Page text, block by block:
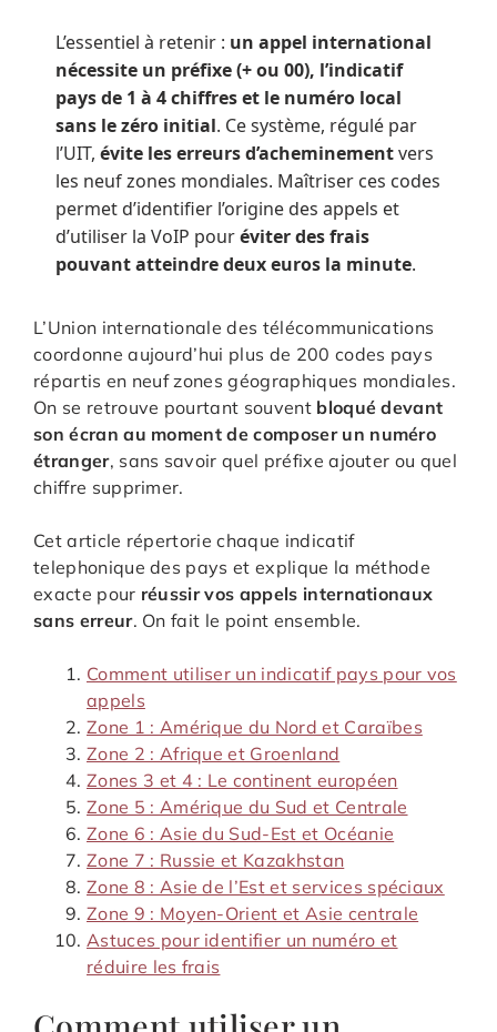
L’essentiel à retenir : un appel international
nécessite un préfixe (+ ou 00), l’indicatif
pays de 1 à 4 chiffres et le numéro local
sans le zéro initial. Ce système, régulé par
l’UIT, évite les erreurs d’acheminementvers
les neuf zones mondiales. Maîtriser ces codes
permet d’identifier l’origine des appels et
d’utiliser la VoIP pouréviter des frais
pouvant atteindre deux euros la minute.
L’Union internationale des télécommunications
coordonne aujourd’hui plus de 200 codes pays
répartis en neuf zones géographiques mondiales.
On se retrouve pourtant souvent bloqué devant
son écran au moment de composer un numéro
étranger, sans savoir quel préfixe ajouter ou quel
chiffre supprimer.
Cet article répertorie chaque indicatif
telephonique des pays et explique la méthode
exacte pour réussir vos appels internationaux
sans erreur. On fait le point ensemble.
Comment utiliser un indicatif pays pour vos
appels
Zone 1 : Amérique du Nord et Caraïbes
Zone 2 : Afrique et Groenland
Zones 3 et 4 : Le continent européen
Zone 5 : Amérique du Sud et Centrale
Zone 6 : Asie du Sud-Est et Océanie
Zone 7 : Russie et Kazakhstan
Zone 8 : Asie de l’Est et services spéciaux
Zone 9 : Moyen-Orient et Asie centrale
Astuces pour identifier un numéro et
réduire les frais